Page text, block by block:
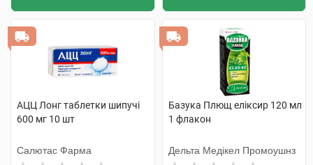
АЦЦ Лонг таблетки шипучі
600 мг 10 шт
Салютас Фарма
Базука Плющ еліксир 120 мл
1 флакон
Дельта Медікел Промоушнз